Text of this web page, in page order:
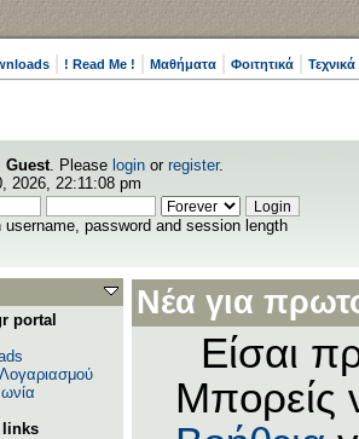
! Read Me ! Μαθήματα Φοιτητικά
Guest. Please login or register.
2026, 22:11:08 pm
username, password and session length
portal
links
Νέα για
Είσαι
Μπορείς